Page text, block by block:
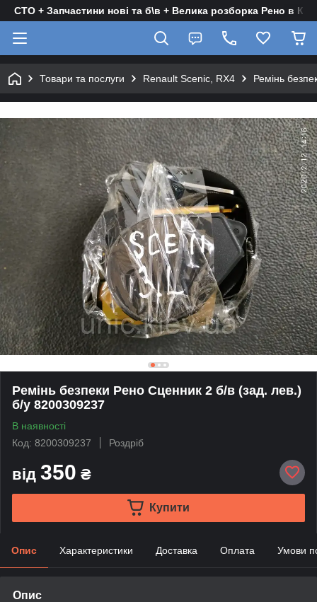
СТО + Запчастини нові та б\в + Велика розборка Рено в
Товари та послуги Renault Scenic, RX4 Ремінь
Ремінь безпеки Рено Сценник 2 б/в (зад. лев.)
б/у 8200309237
В наявності
Код: 8200309237
Роздріб
від 350 ₴
Купити
Опис Характеристики Доставка Оплата Умови
Опис